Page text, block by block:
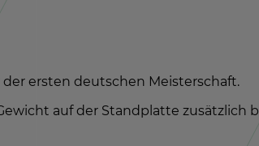
der ers­ten deut­schen Meis­ter­schaft.
auf der Stand­plat­te zu­sätz­lich